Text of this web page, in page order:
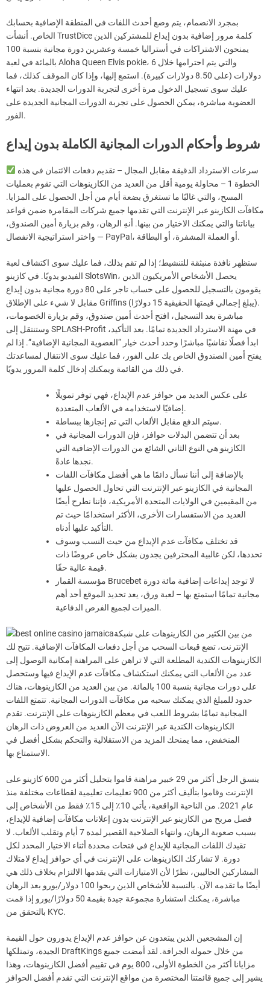
بمجرد الانضمام، يتم وضع أحدث اللفات في المنطقة الإضافية بحسابك
الخاص. أنشأت TrustDice كلمة مرور إضافية بدون إيداع للمشتركين الذين
يمنحون الاشتراكات في أستراليا خمسة وعشرين دورة مجانية بنسبة 100
بالمائة في لعبة Aloha Queen Elvis pokie، والتي يتم احترامها خلال 6
دولارات (على 8.50 دولارات كبيرة). استمع إليها، وإذا كان الموقف كذلك، فما
عليك سوى تسجيل الدخول مرة أخرى لتجربة الدورات الجديدة. بعد انتهاء
العضوية مباشرة، يمكن الحصول على تجربة الدورات المجانية الجديدة على
الفور.
شروط وأحكام الدورات المجانية الكاملة بدون إيداع
الخطوة 1 – محاولة يومية أقل من العديد من الكازينوهات التي تقوم بعمليات
المسح، والتي غالبًا ما تستغرق بضعة أيام من أجل الحصول على المزايا.
مكافآت الكازينو عبر الإنترنت التي تقدمها جميع شركات المقامرة ضمن قواعد
بياناتنا والتي يمكنك الاختيار من بينها. أنهِ الرهان، وقم بزيارة أمين الصندوق،
واختر استراتيجية الانفصال — PayPal، أو العملة المشفرة، أو البطاقة.
ستظهر نافذة منبثقة للتنشيط؛ إذا لم تقم بذلك، فما عليك سوى اكتشاف لعبة
الفيديو يدويًا. في كازينو SlotsWin، يحصل الأشخاص الأمريكيون الذين
يقومون بالتسجيل للحصول على حساب تاجر على 80 دورة مجانية بدون إيداع
مقابل لا شيء على الإطلاق Griffins (يبلغ إجمالي قيمتها الحقيقية 15 دولارًا).
مباشرة بعد التسجيل، افتح أحدث أمين صندوق، وقم بزيارة الخصومات،
وستنتقل إلى SPLASH-Profit في مهنة الاسترداد الجديدة تمامًا. بعد التأكيد،
ابدأ فصلًا نقاشيًا مباشرًا وحدد أحدث خيار “العضوية المجانية الإضافية”. إذا لم
يفتح أمين الصندوق الخاص بك على الفور، فما عليك سوى الانتقال لمساعدتك
في ذلك من القائمة ويمكنك إدخال كلمة المرور يدويًا.
على عكس العديد من حوافز عدم الإيداع، فهي توفر تمويلًا
إضافيًا لاستخدامه في الألعاب المتعددة.
سيتم الدفع مقابل الألعاب التي تم إنجازها ببساطة.
بعد أن تتضمن البدلات حوافز، فإن الدورات المجانية في
الكازينو هي النوع الثاني الشائع من الدورات الإضافية التي
نجدها عادةً.
بالإضافة إلى أننا نسأل دائمًا ما هي أفضل مكافآت اللفات
المجانية في الكازينو عبر الإنترنت التي تحاول الحصول عليها
من المقيمين في الولايات المتحدة الأمريكية، فإننا نطرح أيضًا
العديد من الاستفسارات الأخرى، الأكثر استخدامًا حيث تم
التأكيد عليها أدناه.
قد تختلف مكافآت عدم الإيداع من حيث النسب وسوف
تحددها، لكن غالبية المحترفين يجدون بشكل خاص عروضًا ذات
قيمة عالية حقًا.
مؤسسة القمار Brucebet لا توجد إيداعات إضافية مائة دورة
مجانية تمامًا استمتع بها – لعبة ورق، يعد تحديد الموقع أحد أهم
الميزات لجميع الفرص الدفاعية.
من بين الكثير من الكازينوهات على شبكة
الإنترنت، تضع قبعات السحب من أجل دفعات المكافآت الإضافية. تتيح لك
الكازينوهات الكندية المطلعة التي لا تراهن على المراهنة إمكانية الوصول إلى
عدد من الألعاب التي يمكنك استكشاف مكافآت عدم الإيداع فيها وستحصل
على دورات مجانية بنسبة 100 بالمائة. من بين العديد من الكازينوهات، هناك
حدود للمبلغ الذي يمكنك سحبه من مكافآت الدورات المجانية. تتمتع اللفات
المجانية تمامًا بشروط اللعب في معظم الكازينوهات على الإنترنت. تقدم
الكازينوهات الكندية عبر الإنترنت الآن العديد من العروض ذات الرهان
المنخفض، مما يمنحك المزيد من الاستقلالية والتحكم بشكل أفضل في
الاستمتاع بها.
ينسق الرجل أكثر من 29 خبير مراهنة قاموا بتحليل أكثر من 600 كازينو على
الإنترنت وقاموا بتأليف أكثر من 900 تعليمات تعليمية لقطاعات مختلفة منذ
عام 2021. من الناحية الواقعية، يأتي 10٪ إلى 15٪ فقط من الأشخاص إلى
فصل مربح من الكازينو عبر الإنترنت بدون إعلانات مكافآت إضافية للإيداع،
بسبب صعوبة الرهان، وانتهاء الصلاحية القصير لمدة 7 أيام وتقلب الألعاب. لا
تقيدك اللفات المجانية للإيداع في فتحات محددة أثناء الاختيار المحدد لكل
دورة. لا تشاركك الكازينوهات على الإنترنت في أي حوافز إيداع لامتلاك
المشاركين الحاليين، نظرًا لأن الامتيازات التي يقدمها الالتزام بخلاف ذلك هي
أيضًا ما تقدمه الآن. بالنسبة للأشخاص الذين ربحوا 100 دولار/يورو بعد الرهان
مباشرة، يمكنك استشارة مجموعة جيدة بقيمة 50 دولارًا/يورو إذا قمت
بالتحقق من KYC.
إن المشجعين الذين يبتعدون عن حوافز عدم الإيداع يدورون حول القيمة
الجيدة، وتمتلكها DraftKings من خلال حمولة الجرافة. لقد أمضت جميع
مزايانا أكثر من الخطوة الأولى، 800 يوم في تقييم أفضل الكازينوهات، وهذا
يشير إلى جميع قائمتنا المختصرة من مواقع الإنترنت التي تقدم أفضل الحوافز